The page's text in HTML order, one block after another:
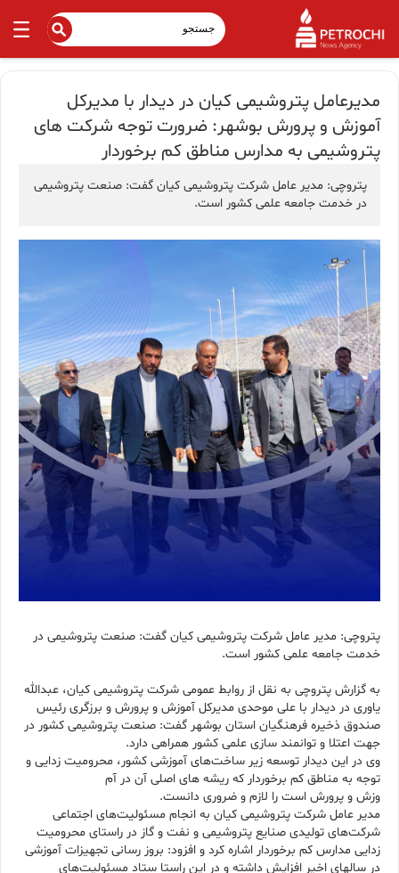
مدیرعامل پتروشیمی کیان در دیدار با مدیرکل
آموزش و پرورش بوشهر: ضرورت توجه شرکت های
پتروشیمی به مدارس مناطق کم برخوردار
پتروچی: مدیر عامل شرکت پتروشیمی کیان گفت: صنعت پتروشیمی
در خدمت جامعه علمی کشور است.
پتروچی: مدیر عامل شرکت پتروشیمی کیان گفت: صنعت پتروشیمی در
خدمت جامعه علمی کشور است.
به گزارش پتروچی به نقل از روابط عمومی شرکت پتروشیمی کیان، عبدالله
یاوری در دیدار با علی موحدی مدیرکل آموزش و پرورش و برزگری رئیس
صندوق ذخیره فرهنگیان استان بوشهر گفت: صنعت پتروشیمی کشور در
جهت اعتلا و توانمند سازی علمی کشور همراهی دارد.
وی در این دیدار توسعه زیر ساخت‌های آموزشی کشور، محرومیت زدایی و
توجه به مناطق کم برخوردار که ریشه های اصلی آن در آم
وزش و پرورش است را لازم و ضروری دانست.
مدیر عامل شرکت پتروشیمی کیان به انجام مسئولیت‌های اجتماعی
شرکت‌های تولیدی صنایع پتروشیمی و نفت و گاز در راستای محرومیت
زدایی مدارس کم برخوردار اشاره کرد و افزود: بروز رسانی تجهیزات آموزشی
در سالهای اخیر افزایش داشته و در این راستا ستاد مسئولیت‌های